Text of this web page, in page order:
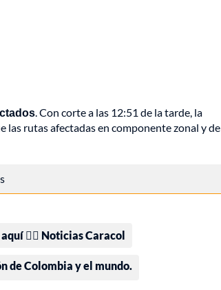
. Con corte a las 12:51 de la tarde, la
las rutas afectadas en componente zonal y de
👉🏻 Noticias Caracol
de Colombia y el mundo.